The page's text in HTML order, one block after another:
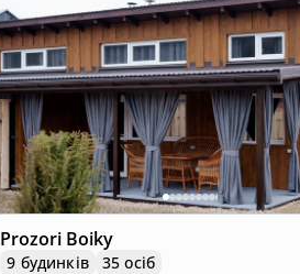
Prozori Boiky
9 будинків
35 осіб